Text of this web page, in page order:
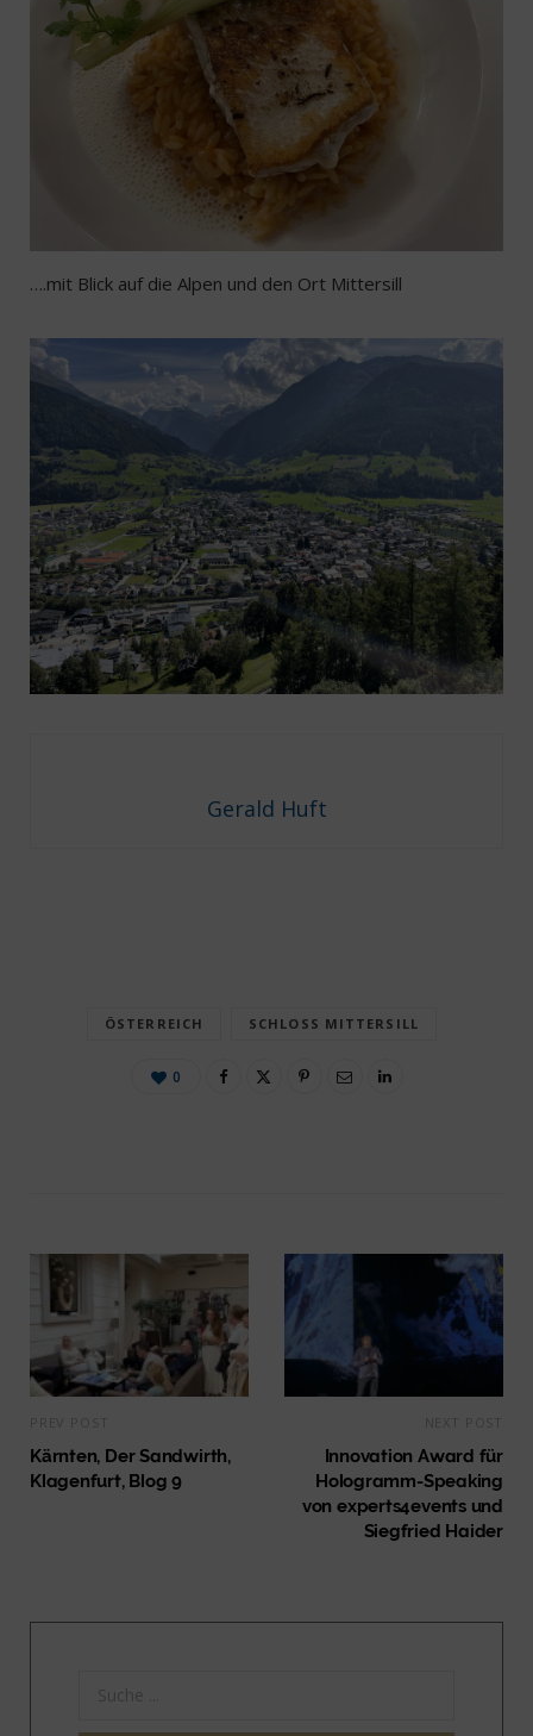
….mit Blick auf die Alpen und den Ort Mittersill
Gerald Huft
ÖSTERREICH SCHLOSS MITTERSILL
0
Kärnten, Der Sandwirth,
Klagenfurt, Blog 9
Innovation Award für
Hologramm-Speaking
von experts4events und
Siegfried Haider